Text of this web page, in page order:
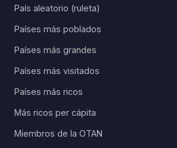
País aleatorio (ruleta)
Países más poblados
Países más grandes
Países más visitados
Países más ricos
Más ricos per cápita
Miembros de la OTAN